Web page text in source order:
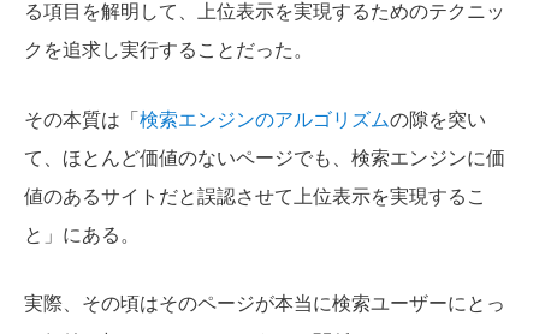
る項目を解明して、上位表示を実現するためのテクニッ
クを追求し実行することだった。
その本質は「 検索エンジンのアルゴリズムの隙を突い
て、ほとんど価値のないページでも、検索エンジンに価
値のあるサイトだと誤認させて上位表示を実現するこ
と」にある。
実際、その頃はそのページが本当に検索ユーザーにとっ